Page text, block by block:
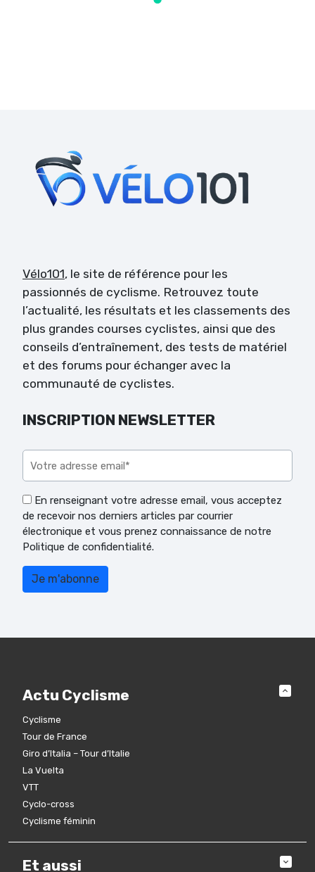
Vélo101, le site de référence pour les
passionnés de cyclisme. Retrouvez toute
l’actualité, les résultats et les classements des
plus grandes courses cyclistes, ainsi que des
conseils d’entraînement, des tests de matériel
et des forums pour échanger avec la
communauté de cyclistes.
INSCRIPTION NEWSLETTER
En renseignant votre adresse email, vous acceptez
de recevoir nos derniers articles par courrier
électronique et vous prenez connaissance de notre
Politique de confidentialité.
Actu Cyclisme
Cyclisme
Tour de France
Giro d’Italia – Tour d’Italie
La Vuelta
VTT
Cyclo-cross
Cyclisme féminin
Et aussi